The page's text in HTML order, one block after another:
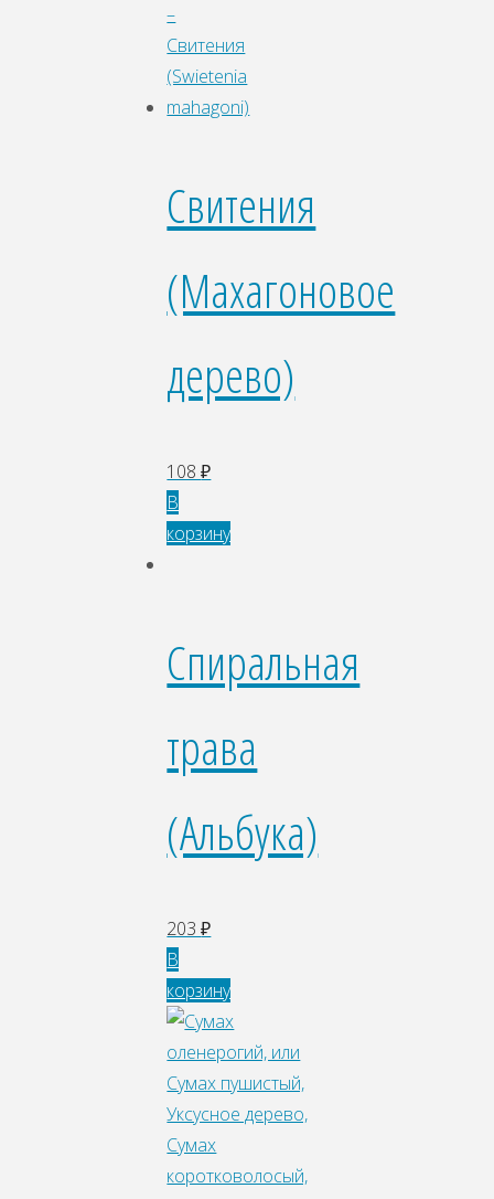
Свитения
(Махагоновое
дерево)
108₽
В
корзину
Спиральная
трава
(Альбука)
203₽
В
корзину